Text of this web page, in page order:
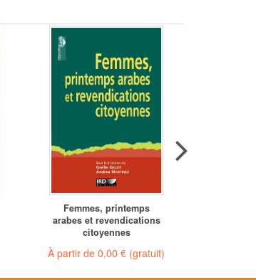
Femmes, printemps
arabes et revendications
citoyennes
À partir de 0,00 € (gratuit)